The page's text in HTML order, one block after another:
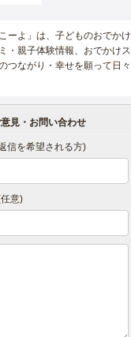
ーよ」は、子どものおでかけ
・親子体験情報、おでかけス
つながり・幸せを願って日々
見・お問い合わせ
信を希望される方)
意)